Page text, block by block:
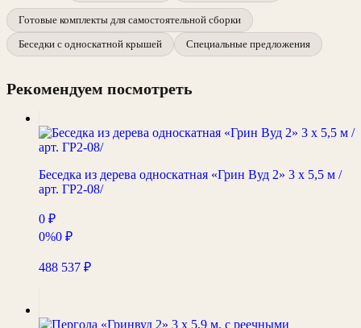
Готовые комплекты для самостоятельной сборки
Беседки с односкатной крышей
Специальные предложения
Рекомендуем посмотреть
Беседка из дерева односкатная «Грин Вуд 2» 3 х 5,5 м /
арт. ГР2-08/
0 ₽
0%0 ₽
488 537 ₽